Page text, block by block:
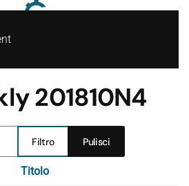
201810N4
Filtro Pulisci
Titolo